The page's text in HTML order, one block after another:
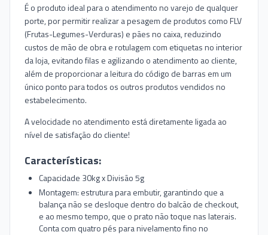
É o produto ideal para o atendimento no varejo de qualquer
porte, por permitir realizar a pesagem de produtos como FLV
(Frutas-Legumes-Verduras) e pães no caixa, reduzindo
custos de mão de obra e rotulagem com etiquetas no interior
da loja, evitando filas e agilizando o atendimento ao cliente,
além de proporcionar a leitura do código de barras em um
único ponto para todos os outros produtos vendidos no
estabelecimento.
A velocidade no atendimento está diretamente ligada ao
nível de satisfação do cliente!
Características:
Capacidade 30kg x Divisão 5g
Montagem: estrutura para embutir, garantindo que a
balança não se desloque dentro do balcão de checkout,
e ao mesmo tempo, que o prato não toque nas laterais.
Conta com quatro pés para nivelamento fino no